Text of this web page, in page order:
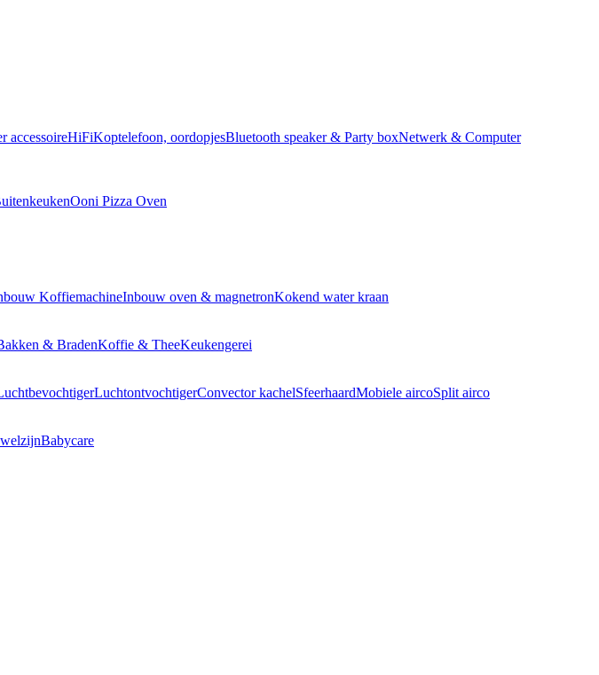
accessoireHiFiKoptelefoon, oordopjesBluetooth speaker & Party boxNetwerk & Computer
Ooni Pizza Oven
KoffiemachineInbouw oven & magnetronKokend water kraan
& BradenKoffie & TheeKeukengerei
LuchtontvochtigerConvector kachelSfeerhaardMobiele aircoSplit airco
Babycare